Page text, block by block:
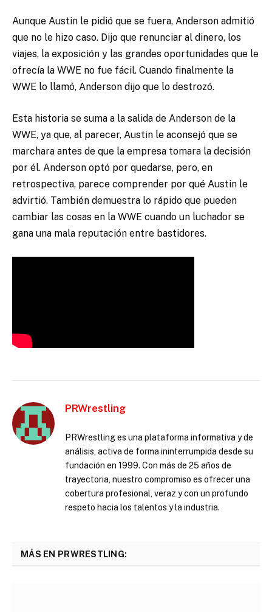
Aunque Austin le pidió que se fuera, Anderson admitió
que no le hizo caso. Dijo que renunciar al dinero, los
viajes, la exposición y las grandes oportunidades que le
ofrecía la WWE no fue fácil. Cuando finalmente la
WWE lo llamó, Anderson dijo que lo destrozó.
Esta historia se suma a la salida de Anderson de la
WWE, ya que, al parecer, Austin le aconsejó que se
marchara antes de que la empresa tomara la decisión
por él. Anderson optó por quedarse, pero, en
retrospectiva, parece comprender por qué Austin le
advirtió. También demuestra lo rápido que pueden
cambiar las cosas en la WWE cuando un luchador se
gana una mala reputación entre bastidores.
PRWrestling
PRWrestling es una plataforma informativa y de
análisis, activa de forma ininterrumpida desde su
fundación en 1999. Con más de 25 años de
trayectoria, nuestro compromiso es ofrecer una
cobertura profesional, veraz y con un profundo
respeto hacia los talentos y la industria.
MÁS EN PRWRESTLING: